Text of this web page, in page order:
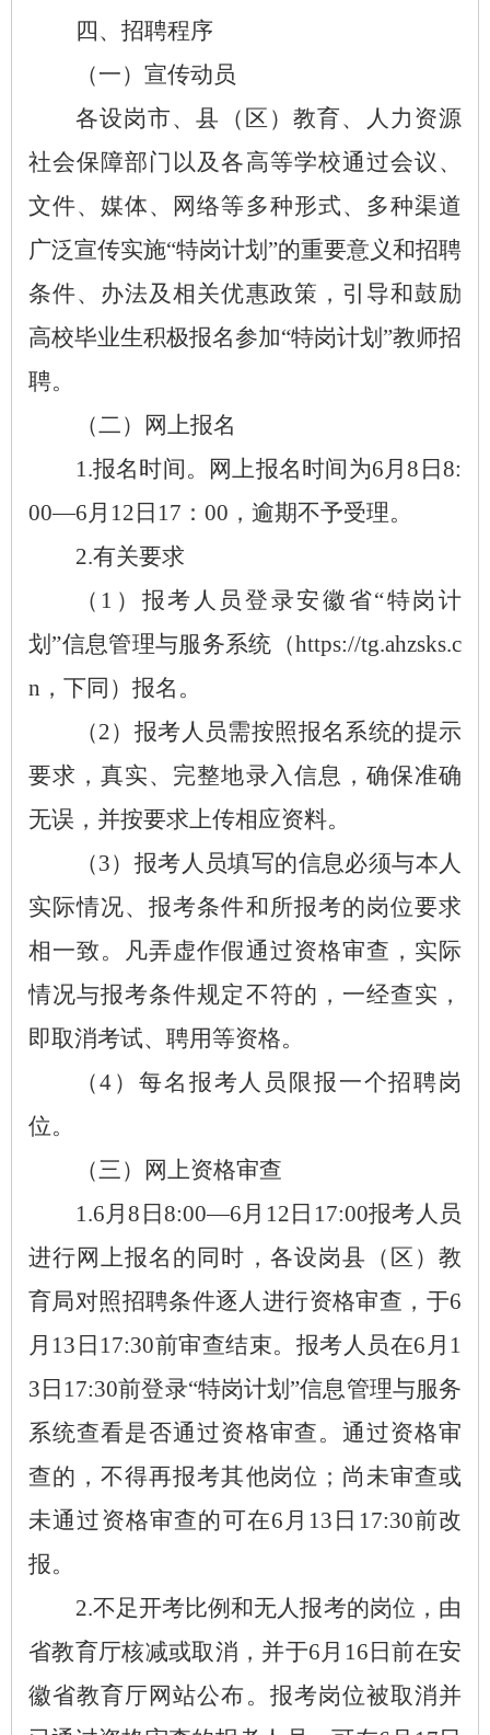
四、招聘程序
（一）宣传动员
各设岗市、县（区）教育、人力资源
社会保障部门以及各高等学校通过会议、
文件、媒体、网络等多种形式、多种渠道
广泛宣传实施“特岗计划”的重要意义和招聘
条件、办法及相关优惠政策，引导和鼓励
高校毕业生积极报名参加“特岗计划”教师招
聘。
（二）网上报名
1.报名时间。网上报名时间为6月8日8:
00—6月12日17：00，逾期不予受理。
2.有关要求
（ 1）报考人员登录安徽省“特岗计
划”信息管理与服务系统（https://tg.ahzsks.c
n，下同）报名。
（2）报考人员需按照报名系统的提示
要求，真实、完整地录入信息，确保准确
无误，并按要求上传相应资料。
（3）报考人员填写的信息必须与本人
实际情况、报考条件和所报考的岗位要求
相一致。凡弄虚作假通过资格审查，实际
情况与报考条件规定不符的，一经查实，
即取消考试、聘用等资格。
（4）每名报考人员限报一个招聘岗
位。
（三）网上资格审查
1.6月8日8:00—6月12日17:00报考人员
进行网上报名的同时，各设岗县（区）教
育局对照招聘条件逐人进行资格审查，于6
月13日17:30前审查结束。报考人员在6月1
3日17:30前登录“特岗计划”信息管理与服务
系统查看是否通过资格审查。通过资格审
查的，不得再报考其他岗位；尚未审查或
未通过资格审查的可在6月13日17:30前改
报。
2.不足开考比例和无人报考的岗位，由
省教育厅核减或取消，并于6月16日前在安
徽省教育厅网站公布。报考岗位被取消并